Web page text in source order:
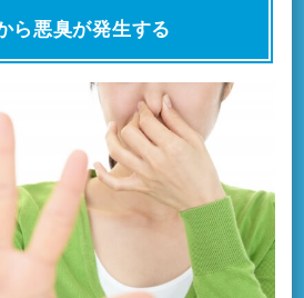
ら悪臭が発生する